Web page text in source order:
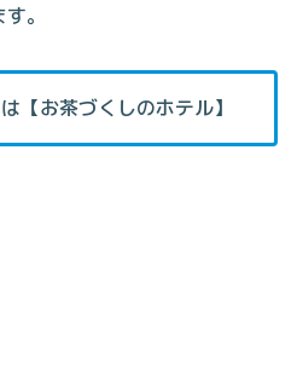
。
【お茶づくしのホテル】